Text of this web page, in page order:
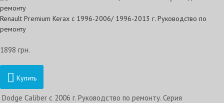
Renault Premium Kerax с 1996-2006/ 1996-2013 г. Руководство по
ремонту
1898 грн.
Купить
Dodge Caliber с 2006 г. Руководство по ремонту. Серия